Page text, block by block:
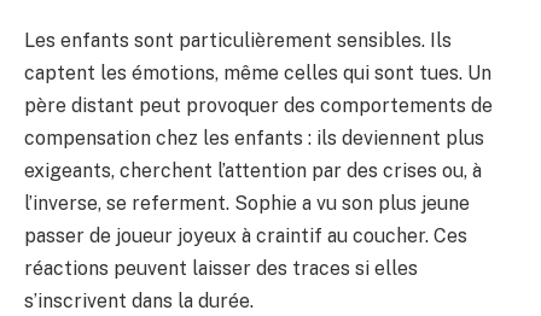
Les enfants sont particulièrement sensibles. Ils
captent les émotions, même celles qui sont tues. Un
père distant peut provoquer des comportements de
compensation chez les enfants : ils deviennent plus
exigeants, cherchent l’attention par des crises ou, à
l’inverse, se referment. Sophie a vu son plus jeune
passer de joueur joyeux à craintif au coucher. Ces
réactions peuvent laisser des traces si elles
s’inscrivent dans la durée.